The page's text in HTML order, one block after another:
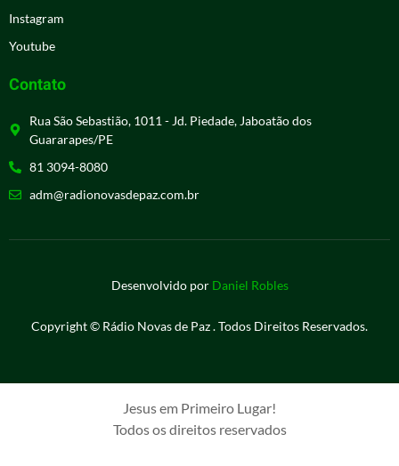
Instagram
Youtube
Contato
Rua São Sebastião, 1011 - Jd. Piedade, Jaboatão dos
Guararapes/PE
81 3094-8080
adm@radionovasdepaz.com.br
Desenvolvido por Daniel Robles
Copyright © Rádio Novas de Paz . Todos Direitos Reservados.
Jesus em Primeiro Lugar!
Todos os direitos reservados